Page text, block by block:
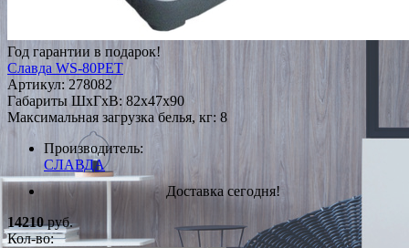
Год гарантии в подарок!
Славда WS-80PET
Артикул: 278082
Габариты ШxГxВ: 82x47x90
Максимальная загрузка белья, кг: 8
Производитель:
СЛАВДА
Доставка сегодня!
14210руб.
Кол-во: